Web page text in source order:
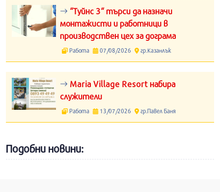
“Туйнс 3“ търси да назначи
монтажисти и работници в
производствен цех за дограма
Работа 07/08/2026 гр.Казанлък
Maria Village Resort набира
служители
Работа 13/07/2026 гр.Павел Баня
Подобни новини: